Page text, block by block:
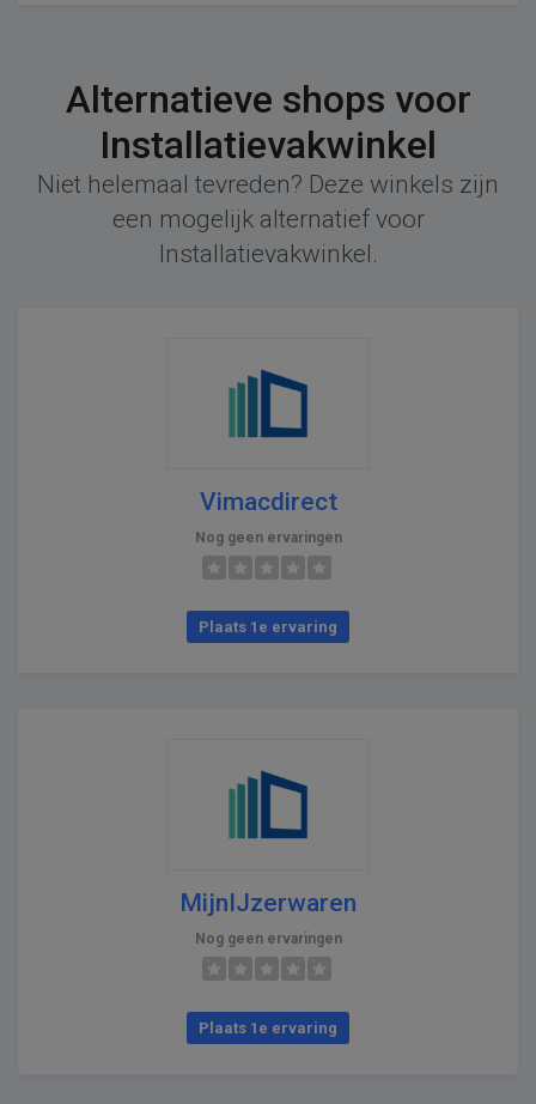
Alternatieve shops voor
Installatievakwinkel
Niet helemaal tevreden? Deze winkels zijn
een mogelijk alternatief voor
Installatievakwinkel.
Vimacdirect
Nog geen ervaringen
Plaats 1e ervaring
MijnIJzerwaren
Nog geen ervaringen
Plaats 1e ervaring